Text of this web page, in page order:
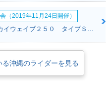
（2019年11月24日開催）
沖縄のライダーを見る